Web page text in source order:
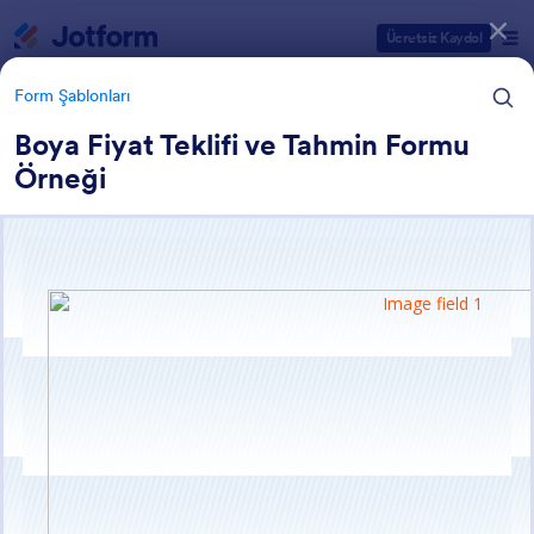
Ücretsiz Kaydol
Form Şablonları
Boya Fiyat Teklifi ve Tahmin Formu
Örneği
Hizmet Formları
Form Şablonu Kategorileri